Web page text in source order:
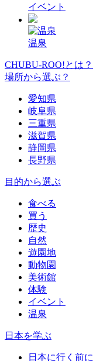
イベント
温泉
CHUBU-ROO!とは？
場所から選ぶ？
愛知県
岐阜県
三重県
滋賀県
静岡県
長野県
目的から選ぶ
食べる
買う
歴史
自然
遊園地
動物園
美術館
体験
イベント
温泉
日本を学ぶ
日本に行く前に